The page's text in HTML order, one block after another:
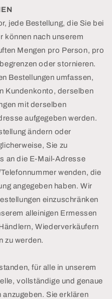
jede Bestellung, die Sie bei
können nach unserem
Mengen pro Person, pro
oder stornieren.
Bestellungen umfassen,
Kundenkonto, derselben
mit derselben
aufgegeben werden.
ändern oder
Sie zu
an die E-Mail-Adresse
wenden, die
angegeben haben. Wir
einzuschränken
alleinigen Ermessen
Wiederverkäufern
zu werden.
für alle in unserem
vollständige und genaue
Sie erklären